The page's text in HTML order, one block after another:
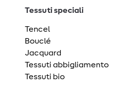
Tessuti speciali
Tencel
Bouclé
Jacquard
Tessuti abbigliamento
Tessuti bio